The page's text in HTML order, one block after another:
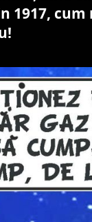
1917, cum